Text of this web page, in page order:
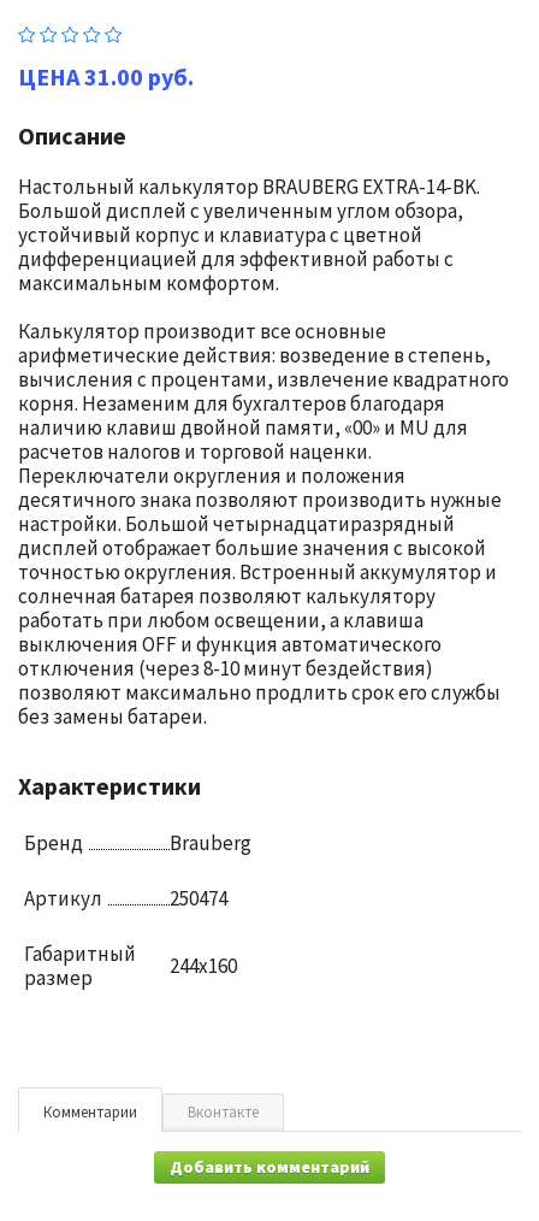
31.00 руб.
Описание
Настольный калькулятор BRAUBERG EXTRA-14-BK.
Большой дисплей с увеличенным углом обзора,
устойчивый корпус и клавиатура с цветной
дифференциацией для эффективной работы с
максимальным комфортом.
Калькулятор производит все основные
арифметические действия: возведение в степень,
вычисления с процентами, извлечение квадратного
корня. Незаменим для бухгалтеров благодаря
наличию клавиш двойной памяти, «00» и MU для
расчетов налогов и торговой наценки.
Переключатели округления и положения
десятичного знака позволяют производить нужные
настройки. Большой четырнадцатиразрядный
дисплей отображает большие значения с высокой
точностью округления. Встроенный аккумулятор и
солнечная батарея позволяют калькулятору
работать при любом освещении, а клавиша
выключения OFF и функция автоматического
отключения (через 8-10 минут бездействия)
позволяют максимально продлить срок его службы
без замены батареи.
Характеристики
Бренд Brauberg
Артикул 250474
Габаритный
размер
244х160
Комментарии Вконтакте
Добавить комментарий